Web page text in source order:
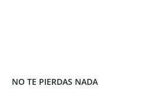
NO TE PIERDAS NADA